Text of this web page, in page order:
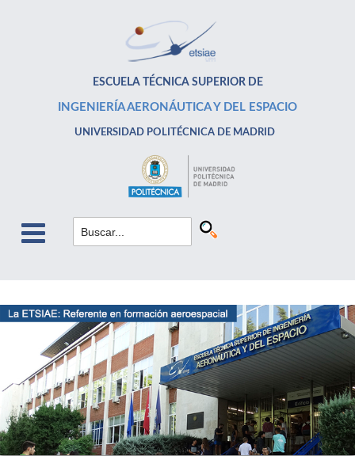
ESCUELA TÉCNICA SUPERIOR DE
INGENIERÍA AERONÁUTICA Y DEL ESPACIO
UNIVERSIDAD POLITÉCNICA DE MADRID